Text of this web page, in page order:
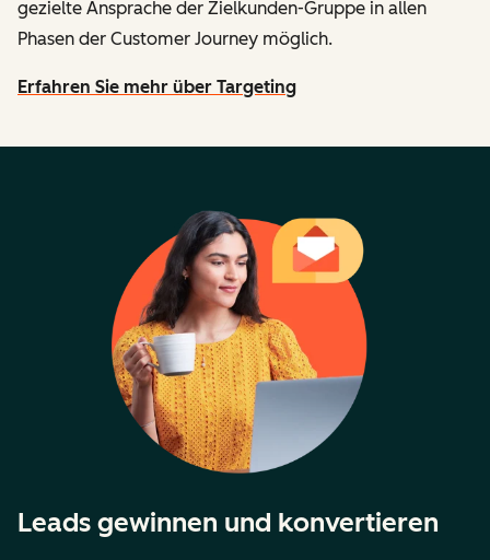
gezielte Ansprache der Zielkunden-Gruppe in allen
Phasen der Customer Journey möglich.
Erfahren Sie mehr über Targeting
Leads gewinnen und konvertieren